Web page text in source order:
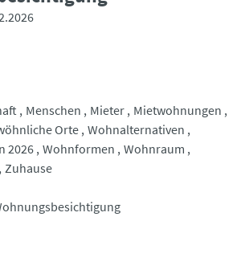
Menschen Mieter Mietwohnungen
Orte Wohnalternativen
2026 Wohnformen Wohnraum
Zuhause